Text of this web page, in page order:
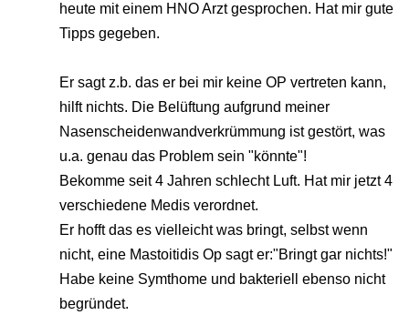
heute mit einem HNO Arzt gesprochen. Hat mir gute
Tipps gegeben.
Er sagt z.b. das er bei mir keine OP vertreten kann,
hilft nichts. Die Belüftung aufgrund meiner
Nasenscheidenwandverkrümmung ist gestört, was
u.a. genau das Problem sein "könnte"!
Bekomme seit 4 Jahren schlecht Luft. Hat mir jetzt 4
verschiedene Medis verordnet.
Er hofft das es vielleicht was bringt, selbst wenn
nicht, eine Mastoitidis Op sagt er:"Bringt gar nichts!"
Habe keine Symthome und bakteriell ebenso nicht
begründet.